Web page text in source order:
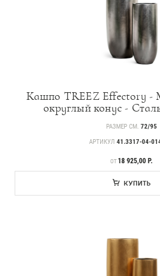
Кашпо TREEZ Effectory -
округлый конус -
РАЗМЕР СМ. 72/95
АРТИКУЛ 41.3317-04-
ЦЕНА
ОТ 18 925,00 Р.
КУПИТЬ